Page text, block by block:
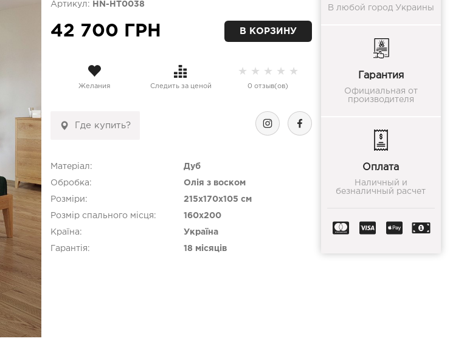
Артикул: HN-HT0038
42 700 ГРН В КОРЗИНУ
Желания Следить за ценой
★ ★ ★ ★ ★
0 отзыв(ов)
Где купить?
Матеріал: Дуб
Обробка: Олія з воском
Розміри: 215x170x105 см
Розмір спального місця: 160х200
Країна: Україна
Гарантія: 18 місяців
В любой город Украины
Гарантия
Официальная от
производителя
Оплата
Наличный и
безналичный расчет